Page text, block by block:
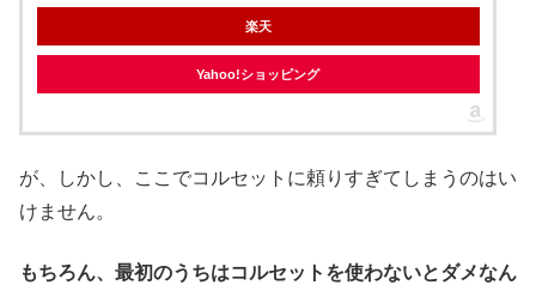
楽天
Yahoo!ショッピング
が、しかし、ここでコルセットに頼りすぎてしまうのはい
けません。
もちろん、最初のうちはコルセットを使わないとダメなん